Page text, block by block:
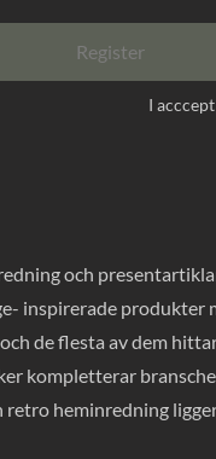
Register
I
och
produkter
de flesta av dem
kompletterar
heminredning